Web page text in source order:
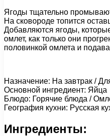
Ягоды тщательно
На сковороде топится
Добавляются ягоды,
омлет, как только они
половинкой омлета и
Назначение: На завтрак /
Основной ингредиент: Яйца
Блюдо: Горячие блюда /
География кухни: Русская
Ингредиенты: